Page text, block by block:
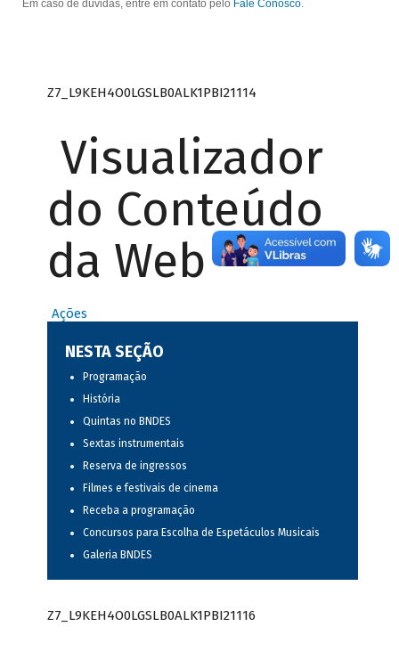
Em caso de dúvidas, entre em contato pelo Fale Conosco.
Z7_L9KEH4O0LGSLB0ALK1PBI21114
Visualizador
do Conteúdo
da Web
Ações
NESTA SEÇÃO
Programação
História
Quintas no BNDES
Sextas instrumentais
Reserva de ingressos
Filmes e festivais de cinema
Receba a programação
Concursos para Escolha de Espetáculos Musicais
Galeria BNDES
Z7_L9KEH4O0LGSLB0ALK1PBI21116